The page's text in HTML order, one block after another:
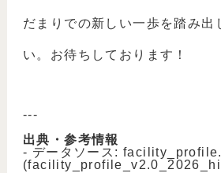
だまりでの新しい一歩を踏み出
い。お待ちしております！
---
出典・参考情報
- データソース: